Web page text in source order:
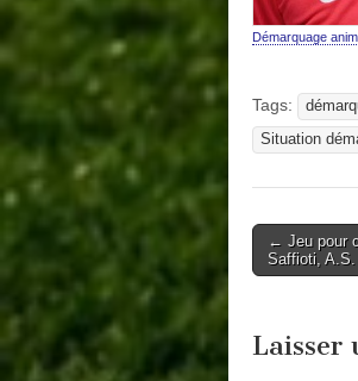
Démarquage
Tags:
Situation
Post
navigation
← Jeu pour
Saffioti, A.S.
Laisser